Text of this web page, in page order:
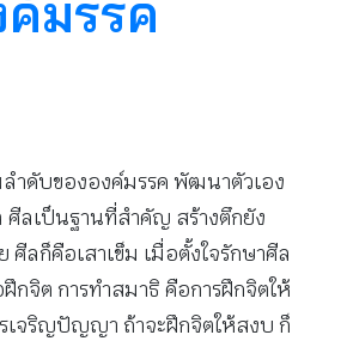
มรรค
ลำดับขององค์มรรค พัฒนาตัวเอง
ศีลเป็นฐานที่สำคัญ สร้างตึกยัง
ศีลก็คือเสาเข็ม เมื่อตั้งใจรักษาศีล
กจิต การทำสมาธิ คือการฝึกจิตให้
เจริญปัญญา ถ้าจะฝึกจิตให้สงบ ก็